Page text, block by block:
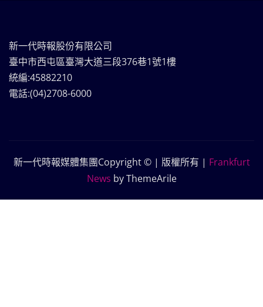
新一代時報股份有限公司
臺中市西屯區臺灣大道三段376巷1號1樓
統編:45882210
電話:(04)2708-6000
新一代時報媒體集團Copyright © | 版權所有 | Frankfurt
News by ThemeArile